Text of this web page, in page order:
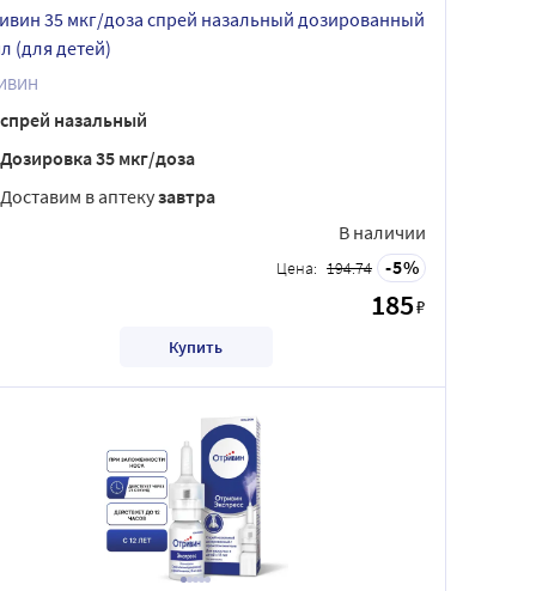
35 мкг/доза спрей назальный дозированный
(для детей)
спрей назальный
Дозировка 35 мкг/доза
Доставим в аптекузавтра
В наличии
Цена: 194.74 5
185₽
Купить